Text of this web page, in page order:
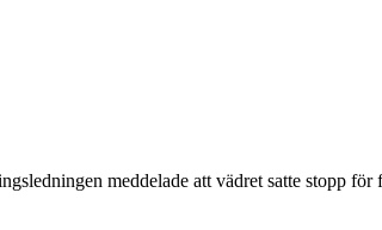
meddelade att vädret satte stopp